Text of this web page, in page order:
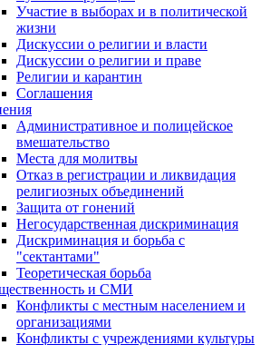
Участие в выборах и в политической
жизни
Дискуссии о религии и власти
Дискуссии о религии и праве
Религии и карантин
Соглашения
Административное и полицейское
вмешательство
Места для молитвы
Отказ в регистрации и ликвидация
религиозных объединений
Защита от гонений
Негосударственная дискриминация
Дискриминация и борьба с
"сектантами"
Теоретическая борьба
и СМИ
Конфликты с местным населением и
организациями
Конфликты с учреждениями культуры